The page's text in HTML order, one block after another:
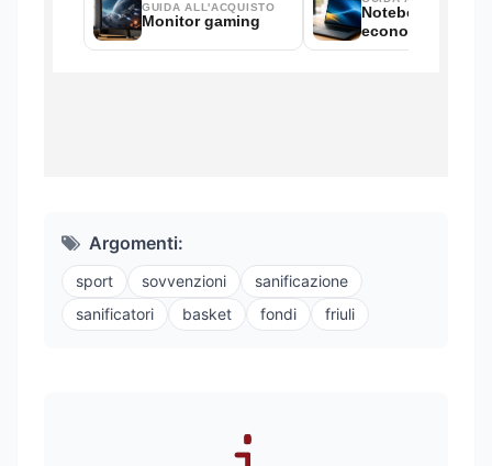
Argomenti:
sport sovvenzioni
sanificazione
sanificatori
basket fondi friuli